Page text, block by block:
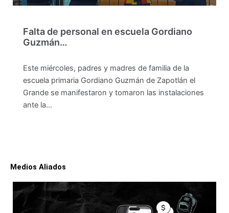
Falta de personal en escuela Gordiano
Guzmán…
Este miércoles, padres y madres de familia de la
escuela primaria Gordiano Guzmán de Zapotlán el
Grande se manifestaron y tomaron las instalaciones
ante la…
Medios Aliados